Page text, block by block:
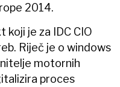
2014.
je za IDC CIO
Riječ je o windows
motornih
proces